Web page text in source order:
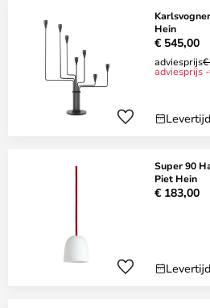
Hein
€ 545,00
adviesprijs
adviesprijs
Super 90
Piet Hein
€ 183,00